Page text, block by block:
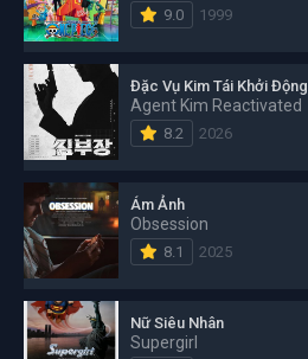
9.0 1999
Đặc Vụ Kim Tái Khởi Động
Agent Kim Reactivated
8.2 2026
Ám Ảnh
Obsession
8.1 2025
Nữ Siêu Nhân
Supergirl